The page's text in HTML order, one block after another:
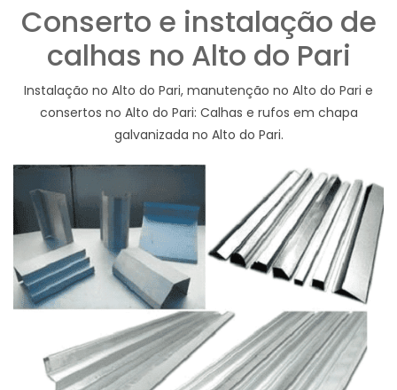
Conserto e instalação de
calhas no Alto do Pari
Instalação no Alto do Pari, manutenção no Alto do Pari e
consertos no Alto do Pari: Calhas e rufos em chapa
galvanizada no Alto do Pari.